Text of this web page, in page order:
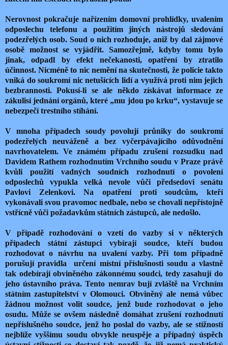
Nerovnost pokračuje nařízením domovní prohlídky, uvalením
odposlechu telefonu a použitím jiných nástrojů sledování
podezřelých osob. Soud o nich rozhoduje, aniž by dal zájmové
osobě možnost se vyjádřit. Samozřejmě, kdyby tomu bylo
jinak, odpadl by efekt nečekanosti, opatření by ztratilo
účinnost. Nicméně to nic nemění na skutečnosti, že policie takto
vniká do soukromí nic netušících lidí a využívá proti nim jejich
bezbrannosti. Pokusí-li se ale někdo získávat informace ze
zákulisí jednání orgánů, které „mu jdou po krku“, vystavuje se
nebezpečí trestního stíhání.
V mnoha případech soudy povolují průniky do soukromí
podezřelých neuváženě a bez vyčerpávajícího odůvodnění
navrhovatelem. Ve známém případu zrušení rozsudku nad
Davidem Rathem rozhodnutím Vrchního soudu v Praze právě
kvůli použití vadných soudních rozhodnutí o povolení
odposlechů vypukla velká nevole vůči předsedovi senátu
Pavlovi Zelenkovi. Na opatření proti soudcům, kteří
vykonávali svou pravomoc nedbale, nebo se chovali nepřístojně
vstřícně vůči požadavkům státních zástupců, ale nedošlo.
V případě rozhodování o vzetí do vazby si v některých
případech státní zástupci vybírají soudce, kteří budou
rozhodovat o návrhu na uvalení vazby. Při tom případně
porušují pravidla určení místní příslušnosti soudu a vlastně
tak odebírají obviněného zákonnému soudci, tedy zasahují do
jeho ústavního práva. Tento nemrav bují zvláště na Vrchním
státním zastupitelství v Olomouci. Obviněný ale nemá vůbec
žádnou možnost volit soudce, jenž bude rozhodovat o jeho
osudu. Může se ovšem následně domáhat zrušení rozhodnutí
nepříslušného soudce, jenž ho poslal do vazby, ale se stížností
nejblíže vyššímu soudu obvykle neuspěje a případný úspěch